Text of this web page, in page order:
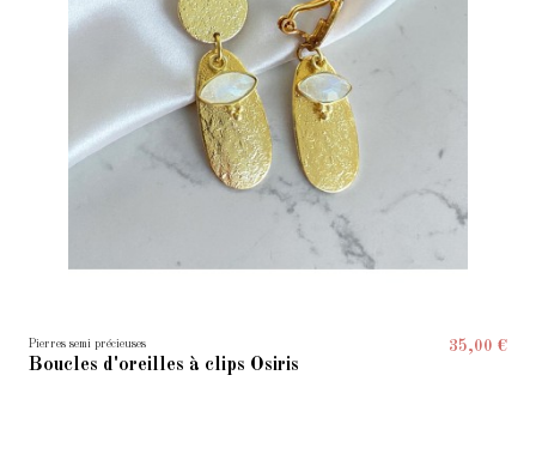
Pierres semi précieuses
Boucles d'oreilles à clips Osiris
35,00 €